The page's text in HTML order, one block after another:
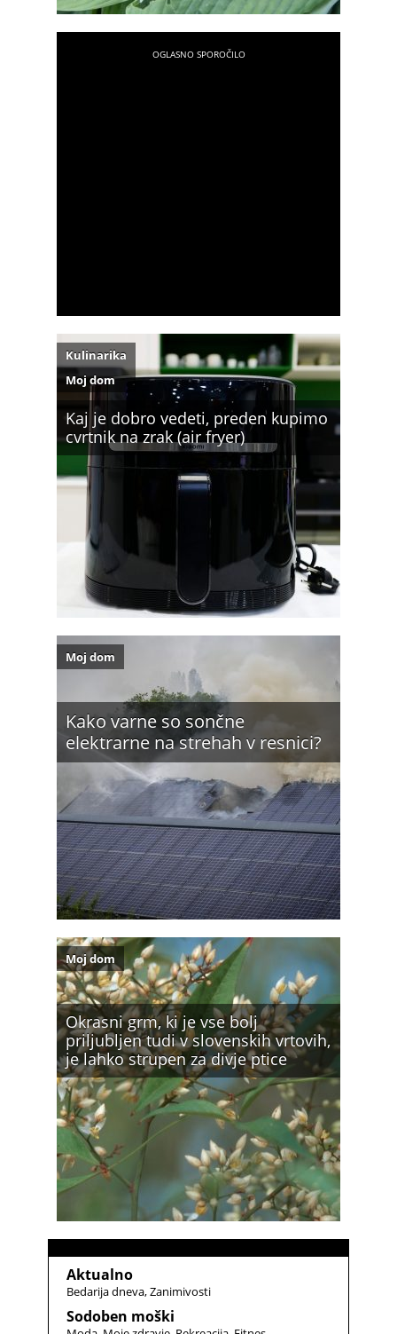
Kaj je dobro vedeti, preden kupimo
cvrtnik na zrak (air fryer)
Kulinarika
Moj dom
Kako varne so sončne
elektrarne na strehah v resnici?
Moj dom
Okrasni grm, ki je vse bolj
priljubljen tudi v slovenskih vrtovih,
je lahko strupen za divje ptice
Moj dom
Aktualno
Bedarija dneva Zanimivosti
Sodoben moški